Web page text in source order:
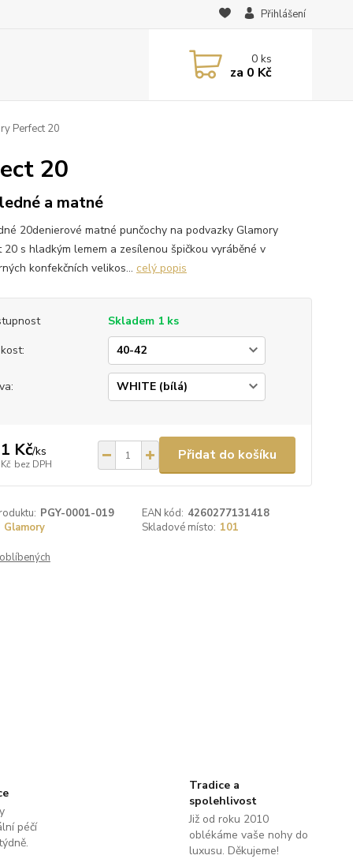
Přihlášení
0ks
za 0 Kč
Perfect 20
20
a matné
20denierové matné punčochy na podvazky Glamory
20 s hladkým lemem a zesílenou špičkou vyráběné v
konfekčních velikos... celý popis
Skladem 1 ks
Kč/ks
bez DPH
Přidat do košíku
PGY-0001-019 EAN kód: 4260277131418
Glamory
Skladové místo: 101
péčí
Tradice a
spolehlivost
Již od roku 2010
oblékáme vaše nohy do
luxusu. Děkujeme!